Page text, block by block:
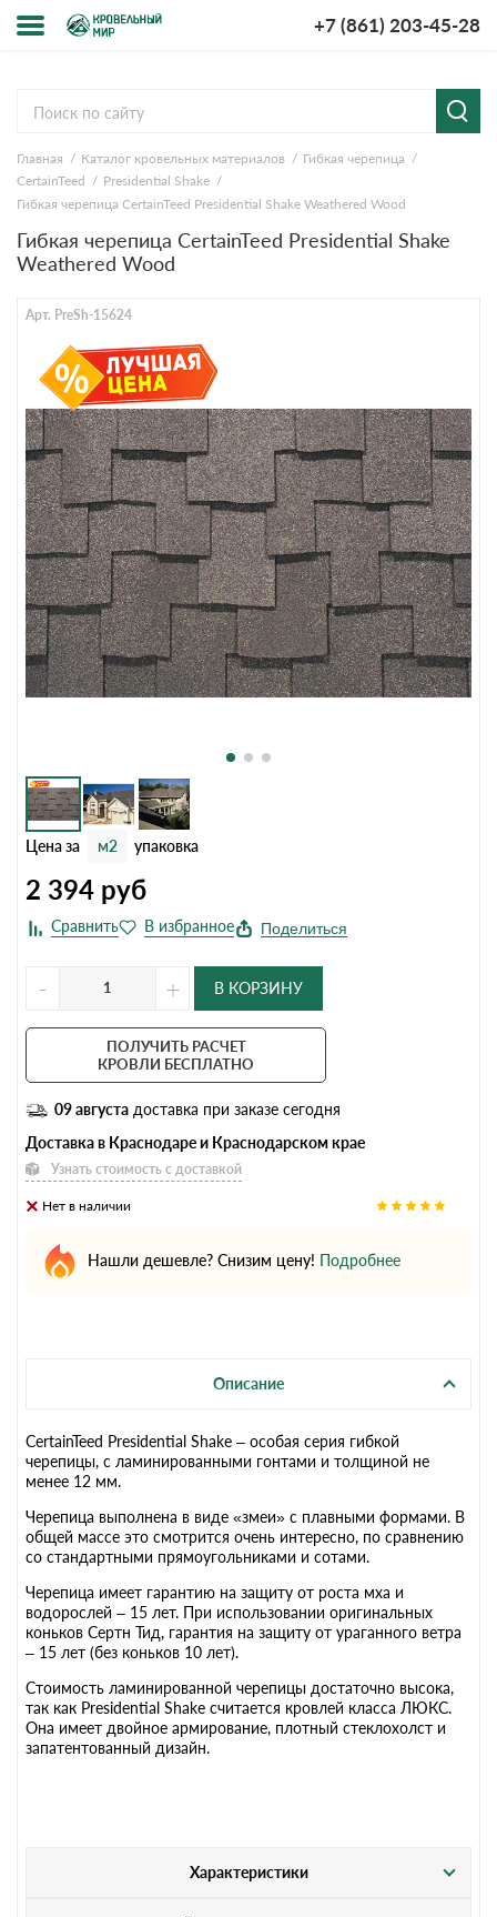
+7 (861) 203-45-28
компании
и оплата
Главная Каталог кровельных материалов
Гибкая черепица
CertainTeed
Presidential Shake
Гибкая черепица CertainTeed Presidential Shake Weathered Wood
Гибкая черепица CertainTeed Presidential Shake
Weathered Wood
Арт. PreSh-15624
Цена за м2 упаковка
2 394 руб
Поделиться
- + В КОРЗИНУ
ПОЛУЧИТЬ РАСЧЕТ
КРОВЛИ БЕСПЛАТНО
09 августа доставка при заказе сегодня
Доставка в Краснодаре и Краснодарском крае
Узнать стоимость с доставкой
Нет в наличии
Нашли дешевле? Снизим цену! Подробнее
Описание
CertainTeed Presidential Shake – особая серия гибкой
черепицы, с ламинированными гонтами и толщиной не
менее 12 мм.
Черепица выполнена в виде «змеи» с плавными формами. В
общей массе это смотрится очень интересно, по сравнению
со стандартными прямоугольниками и сотами.
Черепица имеет гарантию на защиту от роста мха и
водорослей – 15 лет. При использовании оригинальных
коньков Сертн Тид, гарантия на защиту от ураганного ветра
– 15 лет (без коньков 10 лет).
Стоимость ламинированной черепицы достаточно высока,
так как Presidential Shake считается кровлей класса ЛЮКС.
Она имеет двойное армирование, плотный стеклохолст и
запатентованный дизайн.
Характеристики